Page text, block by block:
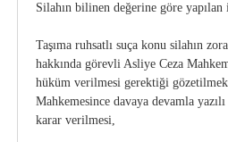
Silahın bilinen değerine göre yapılan
Taşıma ruhsatlı suça konu silahın
hakkında görevli Asliye Ceza
hüküm verilmesi gerektiği
Mahkemesince davaya devamla
karar verilmesi,